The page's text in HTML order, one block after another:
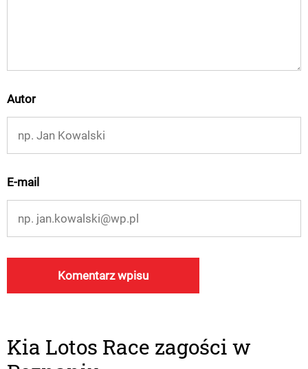
Autor
E-mail
Kia Lotos Race zagości w